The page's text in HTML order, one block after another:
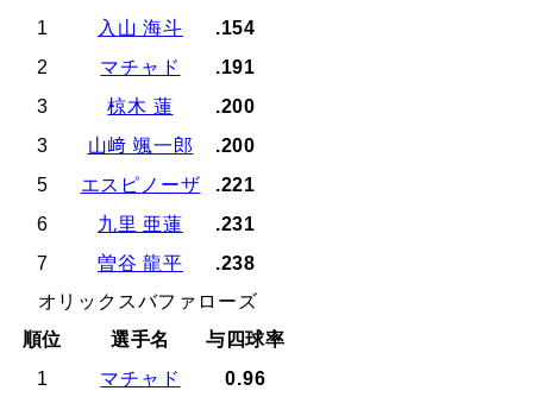
1
入山 海斗
.154
2
マチャド
.191
3
椋木 蓮
.200
3
山﨑 颯一郎
.200
5
エスピノーザ
.221
6
九里 亜蓮
.231
7
曽谷 龍平
.238
オリックスバファローズ
順位
選手名
与四球率
1
マチャド
0.96